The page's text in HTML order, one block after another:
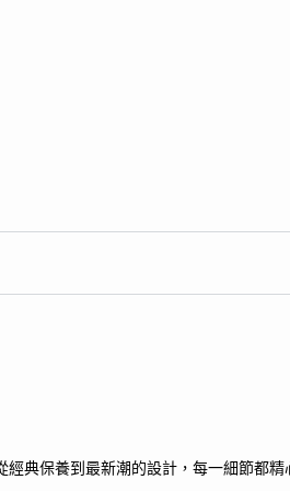
典保養到最新潮的設計，每一細節都